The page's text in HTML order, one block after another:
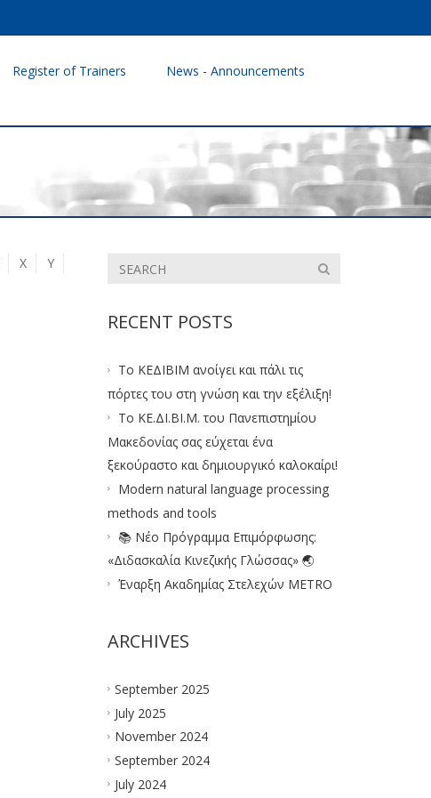
Register of Trainers News - Announcements
X
Y
RECENT POSTS
Το ΚΕΔΙΒΙΜ ανοίγει και πάλι τις
πόρτες του στη γνώση και την εξέλιξη!
Το ΚΕ.ΔΙ.ΒΙ.Μ. του Πανεπιστημίου
Μακεδονίας σας εύχεται ένα
ξεκούραστο και δημιουργικό καλοκαίρι!
Modern natural language processing
methods and tools
📚 Νέο Πρόγραμμα Επιμόρφωσης:
«Διδασκαλία Κινεζικής Γλώσσας» 🌏
Έναρξη Ακαδημίας Στελεχών METRO
ARCHIVES
September 2025
July 2025
November 2024
September 2024
July 2024